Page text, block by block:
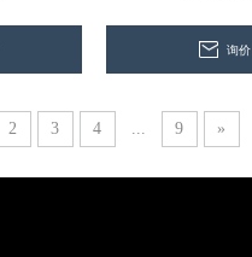
询价
2 3 4 ... 9 »